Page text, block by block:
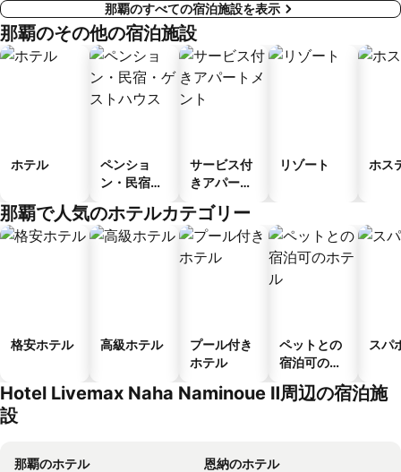
那覇のすべての宿泊施設を表示
那覇のその他の宿泊施設
ホテル
ペンショ
ン・民宿・
ス
サービス付
きアパート
リゾート ホス
那覇で人気のホテルカテゴリー
格安ホテル 高級ホテル
プール付き
ホテル
ペットとの
宿泊可のホ
スパ
Hotel Livemax Naha Naminoue Ⅱ周辺の宿泊施
設
那覇のホテル
恩納のホテル